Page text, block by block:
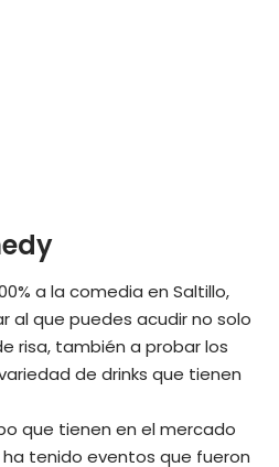
a la comedia en Saltillo,
al que puedes acudir no solo
risa, también a probar los
de drinks que tienen
que tienen en el mercado
ha tenido eventos que fueron